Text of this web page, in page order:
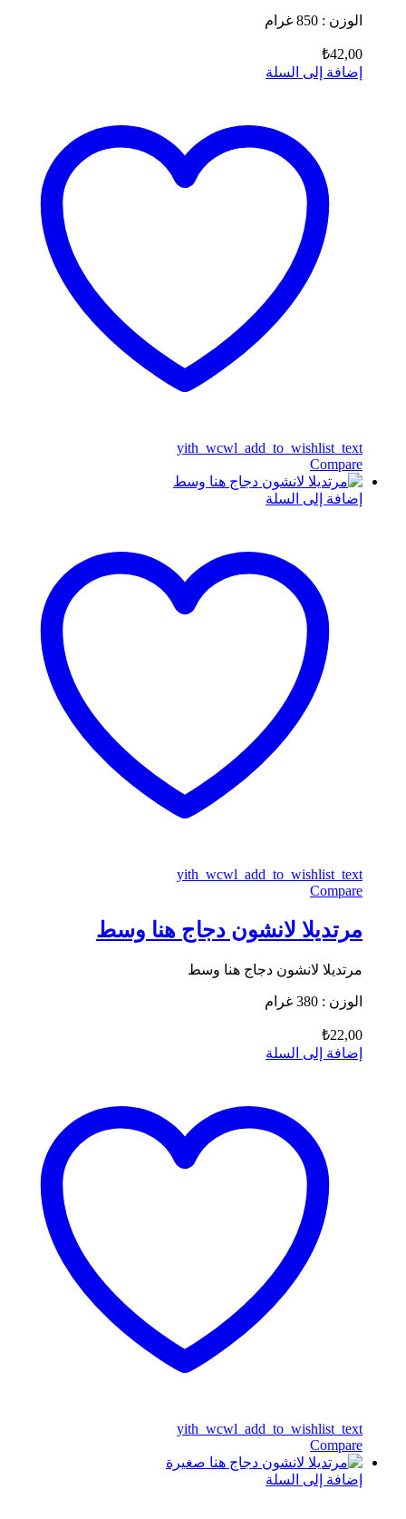
الوزن : 850 غرام
₺42,00
إضافة إلى السلة
yith_wcwl_add_to_wishlist_text
Compare
إضافة إلى السلة
yith_wcwl_add_to_wishlist_text
Compare
مرتديلا لانشون دجاج هنا وسط
مرتديلا لانشون دجاج هنا وسط
الوزن : 380 غرام
₺22,00
إضافة إلى السلة
yith_wcwl_add_to_wishlist_text
Compare
إضافة إلى السلة